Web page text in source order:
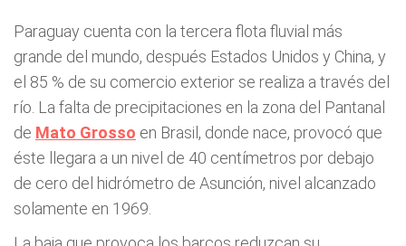
Paraguay cuenta con la tercera flota fluvial más
grande del mundo, después Estados Unidos y China, y
el 85 % de su comercio exterior se realiza a través del
río. La falta de precipitaciones en la zona del Pantanal
de Mato Grosso en Brasil, donde nace, provocó que
éste llegara a un nivel de 40 centímetros por debajo
de cero del hidrómetro de Asunción, nivel alcanzado
solamente en 1969.